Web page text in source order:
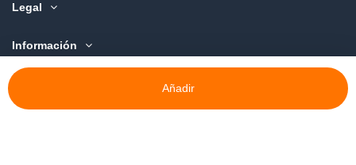
Añadir
Legal
Información